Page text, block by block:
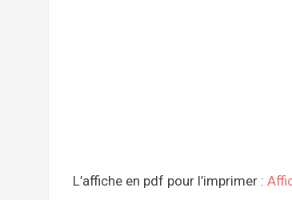
L’affiche en pdf pour l’imprimer :